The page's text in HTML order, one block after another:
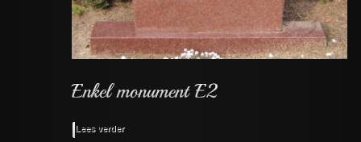
Lees verder